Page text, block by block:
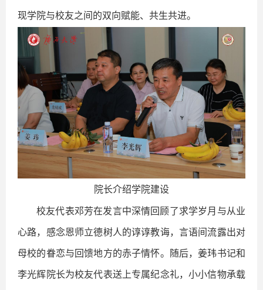
现学院与校友之间的双向赋能、共生共进。
院长介绍学院建设
校友代表邓芳在发言中深情回顾了求学岁月与从业
心路，感念恩师立德树人的谆谆教诲，言语间流露出对
母校的眷恋与回馈地方的赤子情怀。随后，姜玮书记和
李光辉院长为校友代表送上专属纪念礼，小小信物承载